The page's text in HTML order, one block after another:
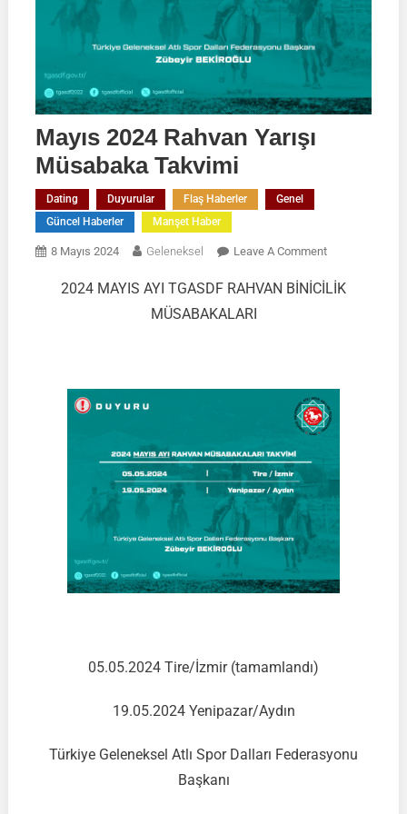
Mayıs 2024 Rahvan Yarışı
Müsabaka Takvimi
Dating Duyurular Flaş Haberler
Genel
Güncel Haberler
Manşet Haber
8 Mayıs 2024 Geleneksel Leave A CommentOn
2024
2024 MAYIS AYI TGASDF RAHVAN BİNİCİLİK
MÜSABAKALARI
05.05.2024 Tire/İzmir (tamamlandı)
19.05.2024 Yenipazar/Aydın
Türkiye Geleneksel Atlı Spor Dalları Federasyonu
Başkanı